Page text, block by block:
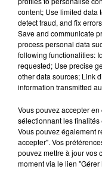
6
31
content; Use limited data
detect fraud, and fix
Save and communicate
process personal data
following functionalities:
requested; Use precise
other data sources; Link
information transmitted
Vous pouvez accepter
sélectionnant les finalités
Vous pouvez également
accepter". Vos
pouvez mettre à jour vos
moment via le lien